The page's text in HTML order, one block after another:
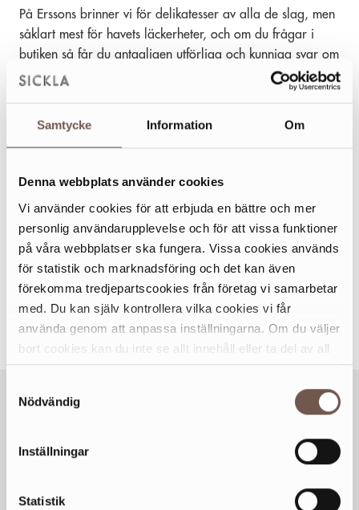
Samtycke Information Om
Denna webbplats använder cookies
Vi använder cookies för att erbjuda en bättre och mer
personlig användarupplevelse och för att vissa funktioner
på våra webbplatser ska fungera. Vissa cookies används
för statistik och marknadsföring och det kan även
förekomma tredjepartscookies från företag vi samarbetar
med. Du kan själv kontrollera vilka cookies vi får
använda genom att anpassa inställningarna. Om du väljer
bort cookies kan du inte se allt innehåll eller ta del av all
Nödvändig
Inställningar
Statistik
VECKANS ÖPPETTIDER
På Erssons brinner vi för delikatesser av alla de slag, men
såklart mest för havets läckerheter, och om du frågar i
butiken så får du antagligen utförliga och kunniga svar om
hur du bäst bör tillaga en moules marinères eller om hur
du bör dela en krabba. Antingen köper du med dig maten
skaldjursrestaurang.
erbjuder vi även catering med olika bufféer,
skaldjursväskor, smörgåstårtor, snittar till mingel, eller
varför inte frukost till jobbet? Eller så tar ni helt enkelt med
er hela jobbteamet och besöker oss i vår fisk- och
skaldjursrestaurang för en härlig lunch tillsammans!
Varmt välkommen in till oss, oavsett om du vill äta direkt,